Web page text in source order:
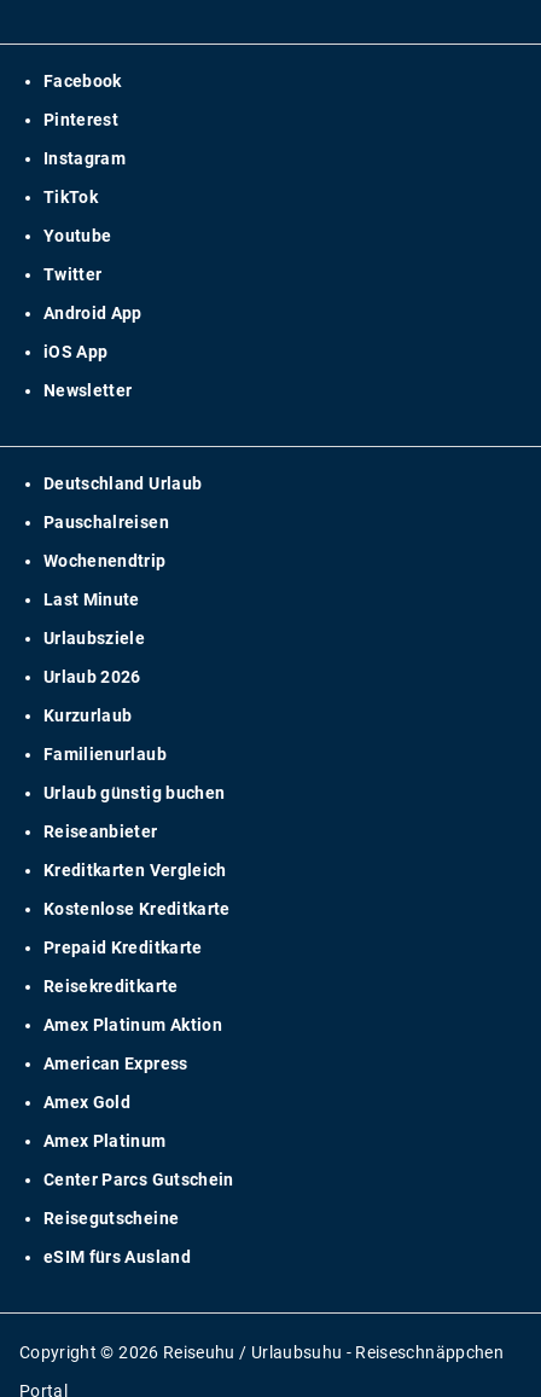
Facebook
Pinterest
Instagram
TikTok
Youtube
Twitter
Android App
iOS App
Newsletter
Deutschland Urlaub
Pauschalreisen
Wochenendtrip
Last Minute
Urlaubsziele
Urlaub 2026
Kurzurlaub
Familienurlaub
Urlaub günstig buchen
Reiseanbieter
Kreditkarten Vergleich
Kostenlose Kreditkarte
Prepaid Kreditkarte
Reisekreditkarte
Amex Platinum Aktion
American Express
Amex Gold
Amex Platinum
Center Parcs Gutschein
Reisegutscheine
eSIM fürs Ausland
Copyright © 2026 Reiseuhu / Urlaubsuhu - Reiseschnäppchen
Portal